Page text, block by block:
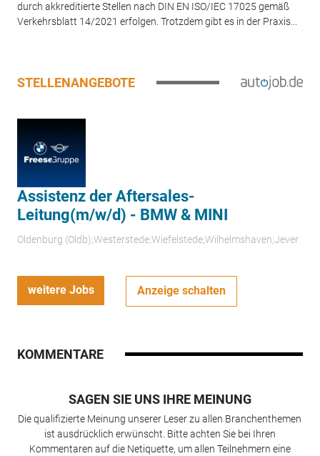
durch akkreditierte Stellen nach DIN EN ISO/IEC 17025 gemäß
Verkehrsblatt 14/2021 erfolgen. Trotzdem gibt es in der Praxis...
STELLENANGEBOTE
Assistenz der Aftersales-
Leitung(m/w/d) - BMW & MINI
Oldenburg (Oldb);Westerstede;Wiefelstede;Wilhelmshaven;Jever
weitere Jobs Anzeige schalten
KOMMENTARE
SAGEN SIE UNS IHRE MEINUNG
Die qualifizierte Meinung unserer Leser zu allen Branchenthemen
ist ausdrücklich erwünscht. Bitte achten Sie bei Ihren
Kommentaren auf die Netiquette, um allen Teilnehmern eine